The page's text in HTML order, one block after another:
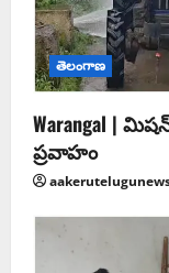
తెలంగాణ
Warangal |
ప్రవాహం